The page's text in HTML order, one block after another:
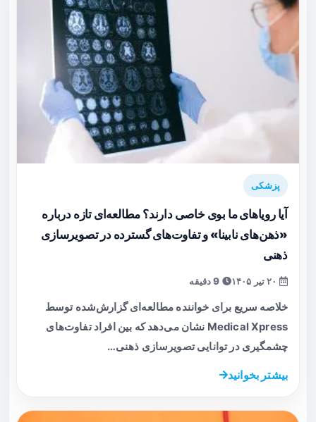
پزشکی
آیا رویاهای ما بوی خاصی دارند؟ مطالعه‌ای تازه درباره
«ذهن‌های نابینا» و تفاوت‌های گسترده در تصویرسازی
ذهنی
خلاصه سریع برای خواننده مطالعه‌ای گزارش‌شده توسط
Medical Xpress نشان می‌دهد که بین افراد تفاوت‌های
چشمگیری در توانایی تصویرسازی ذهنی…
بیشتر بخوانید